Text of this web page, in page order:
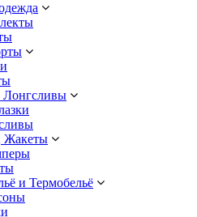
Лонгсливы
Жакеты
и Термобельё